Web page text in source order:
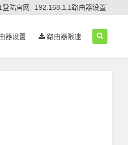
陆官网 192.168.1.1路由器设置
器设置 路由器限速